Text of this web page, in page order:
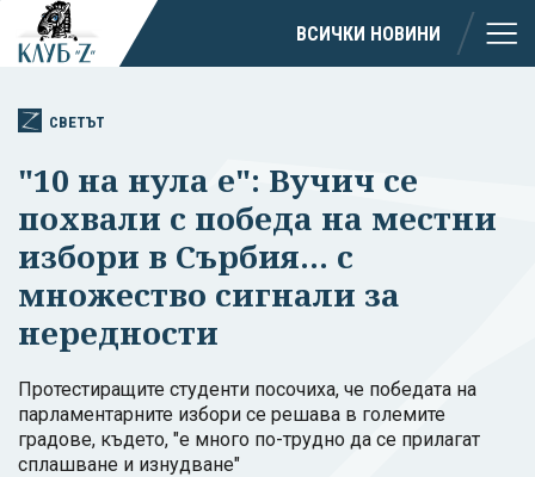
ВСИЧКИ НОВИНИ
СВЕТЪТ
"10 на нула е": Вучич се
похвали с победа на местни
избори в Сърбия... с
множество сигнали за
нередности
Протестиращите студенти посочиха, че победата на
парламентарните избори се решава в големите
градове, където, "е много по-трудно да се прилагат
сплашване и изнудване"